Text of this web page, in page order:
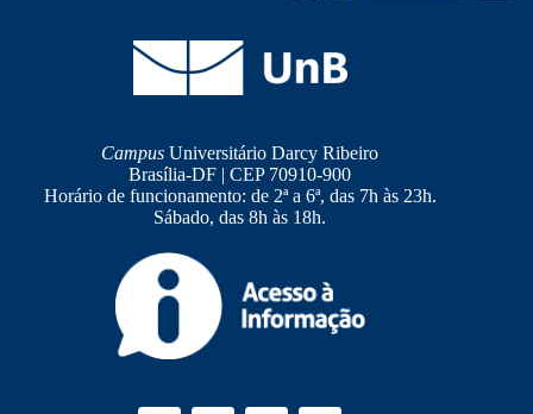
Campus Universitário Darcy Ribeiro
Brasília-DF | CEP 70910-900
Horário de funcionamento: de 2ª a 6ª, das 7h às 23h.
Sábado, das 8h às 18h.